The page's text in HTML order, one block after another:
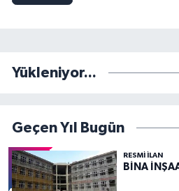
Yükleniyor...
Geçen Yıl Bugün
RESMİ İLAN
BİNA